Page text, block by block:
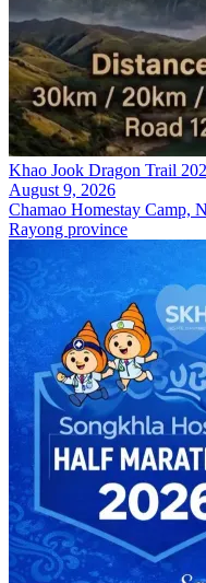
Khao Jook Dragon Trail
August 9, 2026
Chamao Homestay Camp,
Rayong province